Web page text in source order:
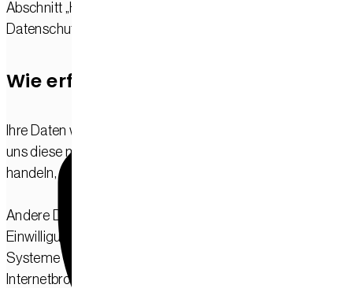
Abschnitt „Hinweis zur Verantwortlichen Stelle“ in dieser
Datenschutzerklärung entnehmen.
Wie erfassen wir Ihre Daten?
Ihre Daten werden zum einen dadurch erhoben, dass Sie
uns diese mitteilen. Hierbei kann es sich z. B. um Daten
handeln, die Sie in ein Kontaktformular eingeben.
Andere Daten werden automatisch oder nach Ihrer
Einwilligung beim Besuch der Website durch unsere IT-
Systeme erfasst. Das sind vor allem technische Daten (z. B.
Internetbrowser, Betriebssystem oder Uhrzeit des